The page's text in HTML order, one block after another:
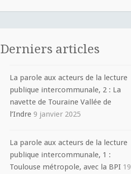
Derniers articles
La parole aux acteurs de la lecture
publique intercommunale, 2 : La
navette de Touraine Vallée de
l’Indre 9 janvier 2025
La parole aux acteurs de la lecture
publique intercommunale, 1 :
Toulouse métropole, avec la BPI 19